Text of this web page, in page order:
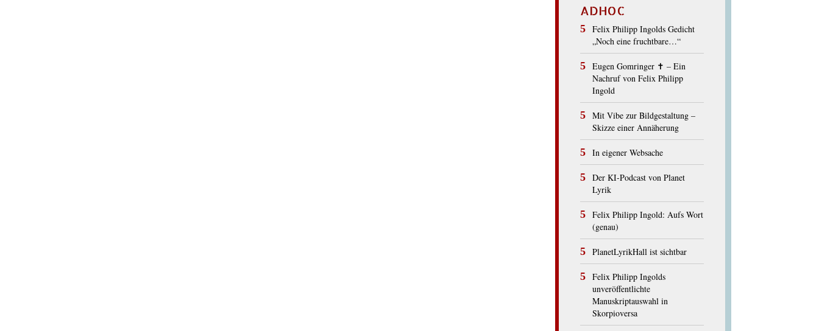
ADHOC
Felix Philipp Ingolds Gedicht
„Noch eine fruchtbare…“
Eugen Gomringer ✝︎ – Ein
Nachruf von Felix Philipp
Ingold
Mit Vibe zur Bildgestaltung –
Skizze einer Annäherung
In eigener Websache
Der KI-Podcast von Planet
Lyrik
Felix Philipp Ingold: Aufs Wort
(genau)
PlanetLyrikHall ist sichtbar
Felix Philipp Ingolds
unveröffentlichte
Manuskriptauswahl in
Skorpioversa